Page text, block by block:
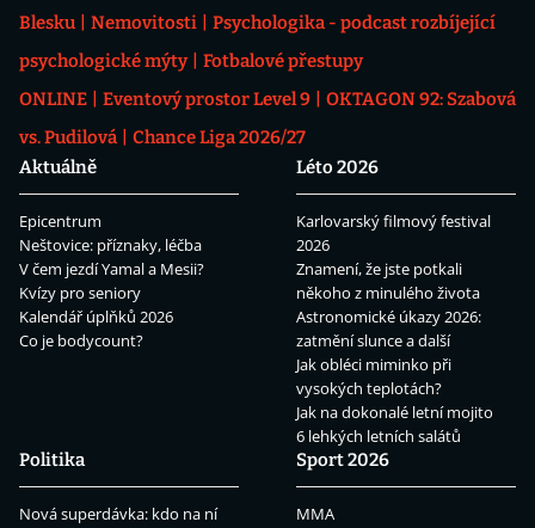
Blesku
Nemovitosti
Psychologika - podcast rozbíjející
psychologické mýty
Fotbalové přestupy
ONLINE
Eventový prostor Level 9
OKTAGON 92: Szabová
vs. Pudilová
Chance Liga 2026/27
Aktuálně
Epicentrum
Neštovice: příznaky, léčba
V čem jezdí Yamal a Mesii?
Kvízy pro seniory
Kalendář úplňků 2026
Co je bodycount?
Léto 2026
Karlovarský filmový festival
2026
Znamení, že jste potkali
někoho z minulého života
Astronomické úkazy 2026:
zatmění slunce a další
Jak obléci miminko při
vysokých teplotách?
Jak na dokonalé letní mojito
6 lehkých letních salátů
Politika
Nová superdávka: kdo na ní
Sport 2026
MMA